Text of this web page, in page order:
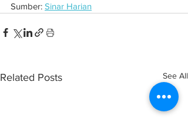
Sumber: Sinar Harian
Related Posts See All